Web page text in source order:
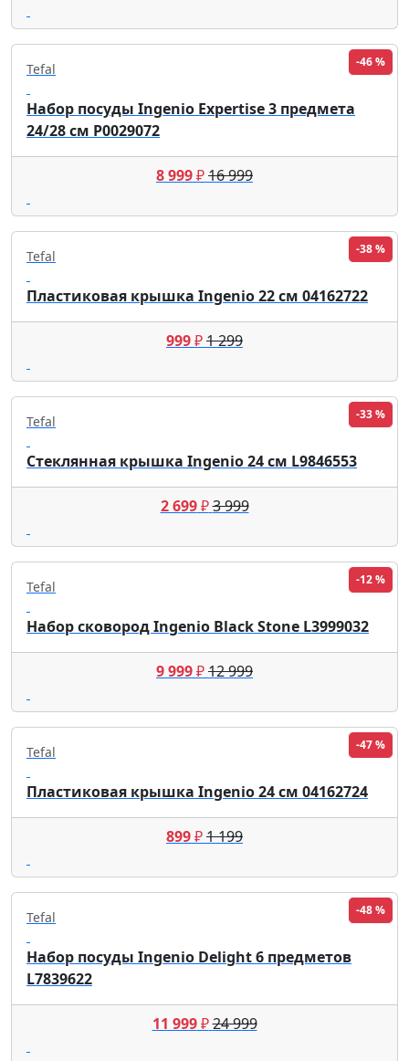
-46 %
Tefal
Набор посуды Ingenio Expertise 3 предмета
24/28 см P0029072
8 999₽16 999
-38 %
Tefal
Пластиковая крышка Ingenio 22 см 04162722
999₽1 299
-33 %
Tefal
Стеклянная крышка Ingenio 24 см L9846553
2 699₽3 999
-12 %
Tefal
Набор сковород Ingenio Black Stone L3999032
9 999₽12 999
-47 %
Tefal
Пластиковая крышка Ingenio 24 см 04162724
899₽1 199
-48 %
Tefal
Набор посуды Ingenio Delight 6 предметов
L7839622
11 999₽24 999